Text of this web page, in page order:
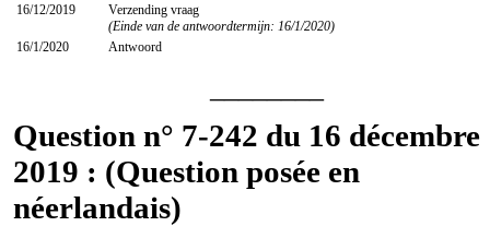
16/12/2019
Verzending vraag
(Einde van de antwoordtermijn: 16/1/2020)
16/1/2020
Antwoord
Question n° 7-242 du 16 décembre
2019 : (Question posée en
néerlandais)